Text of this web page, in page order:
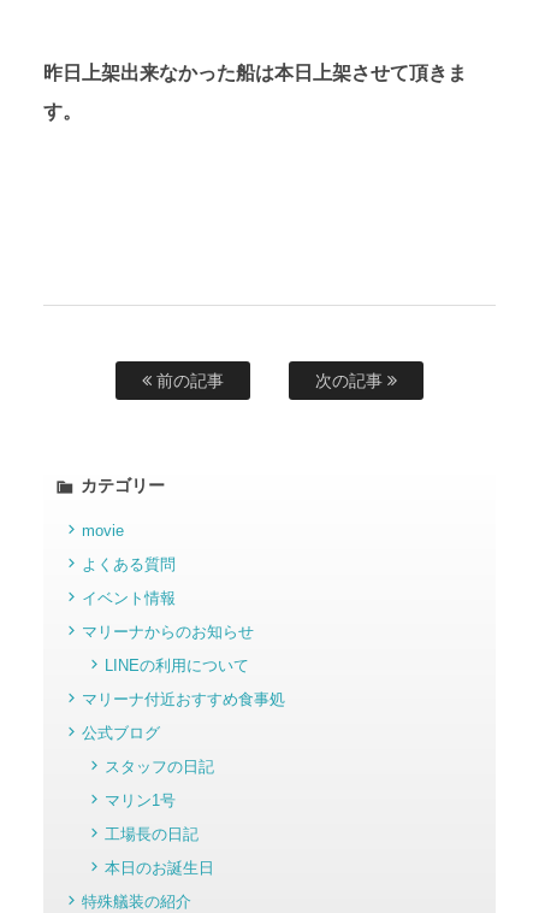
昨日上架出来なかった船は本日上架させて頂きま
す。
前の記事 次の記事
カテゴリー
movie
よくある質問
イベント情報
マリーナからのお知らせ
LINEの利用について
マリーナ付近おすすめ食事処
公式ブログ
スタッフの日記
マリン1号
工場長の日記
本日のお誕生日
特殊艤装の紹介